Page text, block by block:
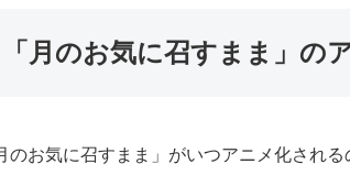
「月のお気に召すまま」の
のお気に召すまま」がいつアニメ化される